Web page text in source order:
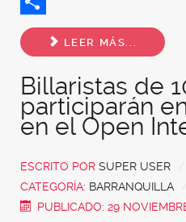
Share
LEER MÁS...
Billaristas de
participarán
en el Open
ESCRITO POR SUPER USER
CATEGORÍA: BARRANQUILLA
PUBLICADO: 29